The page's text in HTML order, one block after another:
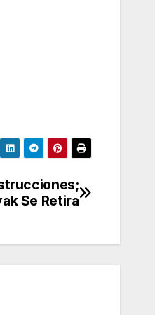
Se Retira